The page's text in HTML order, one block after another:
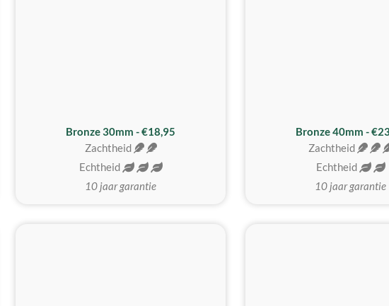
Bronze 30mm - €18,95
Zachtheid
Echtheid
10 jaar garantie
Bronze 40mm -
Zachtheid
Echtheid
10 jaar garantie